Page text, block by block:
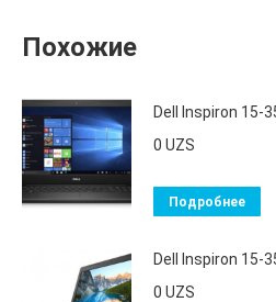
Похожие
Dell Inspiron 15-
0 UZS
Подробнее
Dell Inspiron 15-
0 UZS